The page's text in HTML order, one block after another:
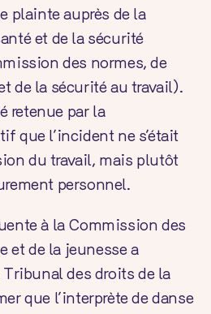
plainte auprès de la
et de la sécurité
des normes, de
de la sécurité au travail).
retenue par la
que l’incident ne s’était
du travail, mais plutôt
personnel.
à la Commission des
et de la jeunesse a
des droits de la
que l’interprète de danse